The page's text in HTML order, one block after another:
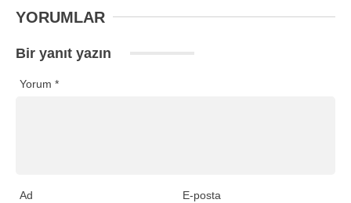
YORUMLAR
Bir yanıt yazın
Yorum *
Ad E-posta